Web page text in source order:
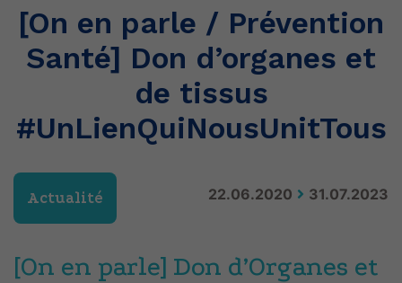
Patients Public
Professionnels de santé
Le Centre Hospitalier
[On en parle / Prévention
Santé] Don d’organes et
de tissus
#UnLienQuiNousUnitTous
Actualité 22.06.2020 31.07.2023
[On en parle] Don d’Organes et